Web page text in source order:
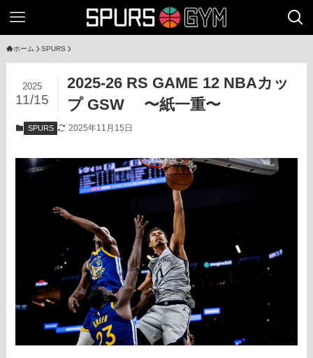
ホーム SPURS
2025-26 RS GAME 12 NBAカッ
プ GSW 〜紙一重〜
2025
11/15
SPURS 2025年11月15日